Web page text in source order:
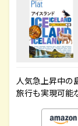
人気急上昇中の
旅行も実現可能